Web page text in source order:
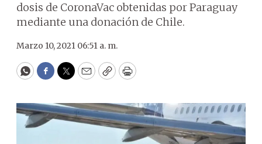
dosis de CoronaVac obtenidas por Paraguay
mediante una donación de Chile.
Marzo 10, 2021 06:51 a. m.
WhatsApp
Facebook
Twitter
EmailCopyPrint